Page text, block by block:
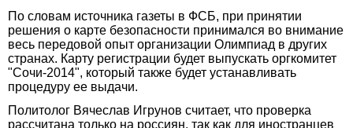
По словам источника газеты в ФСБ, при принятии
решения о карте безопасности принимался во внимание
весь передовой опыт организации Олимпиад в других
странах. Карту регистрации будет выпускать оргкомитет
"Сочи-2014", который также будет устанавливать
процедуру ее выдачи.
Политолог Вячеслав Игрунов считает, что проверка
рассчитана только на россиян, так как для иностранцев